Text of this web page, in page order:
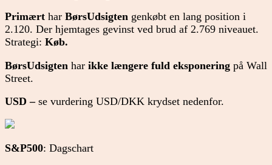
Primært har BørsUdsigten genkøbt en lang position i
2.120. Der hjemtages gevinst ved brud af 2.769 niveauet.
Strategi: Køb.
BørsUdsigten har ikke længere fuld eksponering på Wall
Street.
USD – se vurdering USD/DKK krydset nedenfor.
S&P500: Dagschart